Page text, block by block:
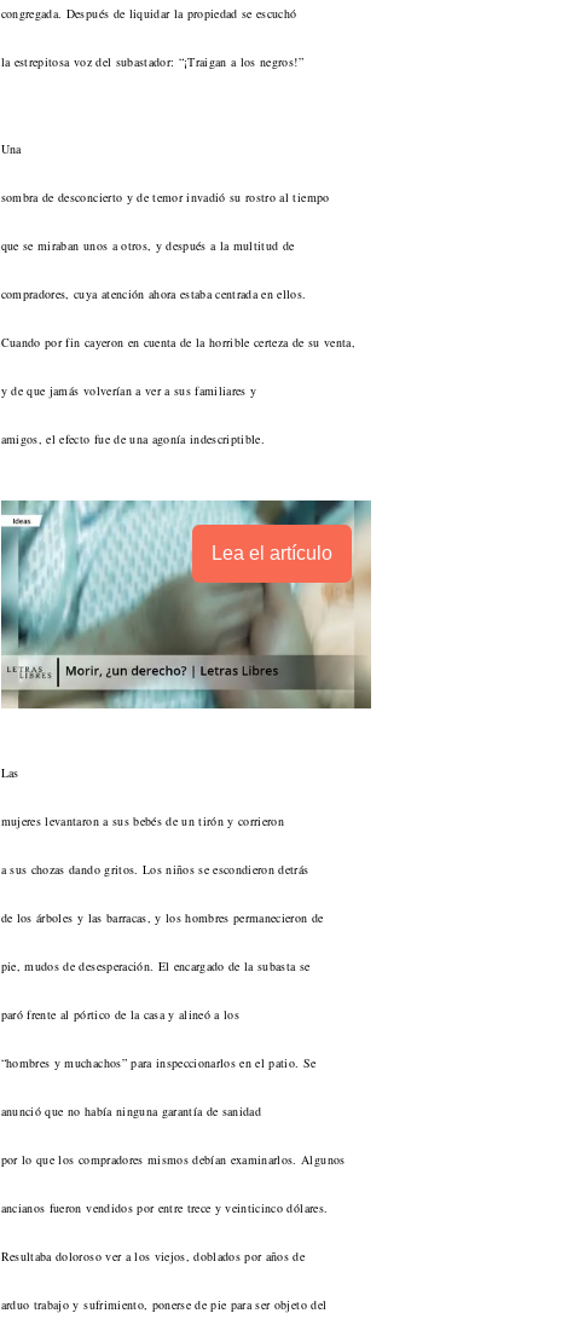
congregada. Después de liquidar la propiedad se escuchó
la estrepitosa voz del subastador: “¡Traigan a los negros!”
Una
sombra de desconcierto y de temor invadió su rostro al tiempo
que se miraban unos a otros, y después a la multitud de
compradores, cuya atención ahora estaba centrada en ellos.
Cuando por fin cayeron en cuenta de la horrible certeza de su venta,
y de que jamás volverían a ver a sus familiares y
amigos, el efecto fue de una agonía indescriptible.
Lea el artículo
Las
mujeres levantaron a sus bebés de un tirón y corrieron
a sus chozas dando gritos. Los niños se escondieron detrás
de los árboles y las barracas, y los hombres permanecieron de
pie, mudos de desesperación. El encargado de la subasta se
paró frente al pórtico de la casa y alineó a los
“hombres y muchachos” para inspeccionarlos en el patio. Se
anunció que no había ninguna garantía de sanidad
por lo que los compradores mismos debían examinarlos. Algunos
ancianos fueron vendidos por entre trece y veinticinco dólares.
Resultaba doloroso ver a los viejos, doblados por años de
arduo trabajo y sufrimiento, ponerse de pie para ser objeto del